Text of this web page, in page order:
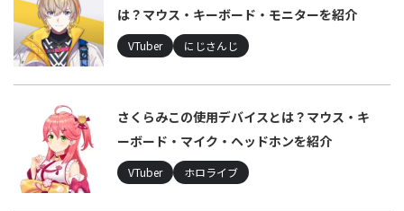
は？マウス・キーボード・モニターを紹介
VTuber にじさんじ
さくらみこの使用デバイスとは？マウス・キ
ーボード・マイク・ヘッドホンを紹介
VTuber ホロライブ